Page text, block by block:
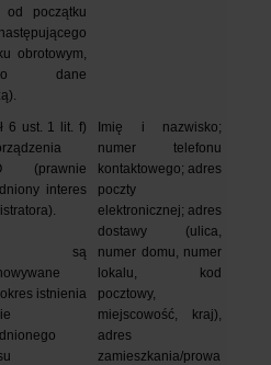
od początku
obrotowym,
dane
6 ust. 1 lit. f)
(prawnie
interes
są
istnienia
Imię i nazwisko;
numer telefonu
kontaktowego; adres
poczty
elektronicznej; adres
dostawy (ulica,
numer domu, numer
lokalu, kod
pocztowy,
miejscowość, kraj),
adres
zamieszkania/prowa